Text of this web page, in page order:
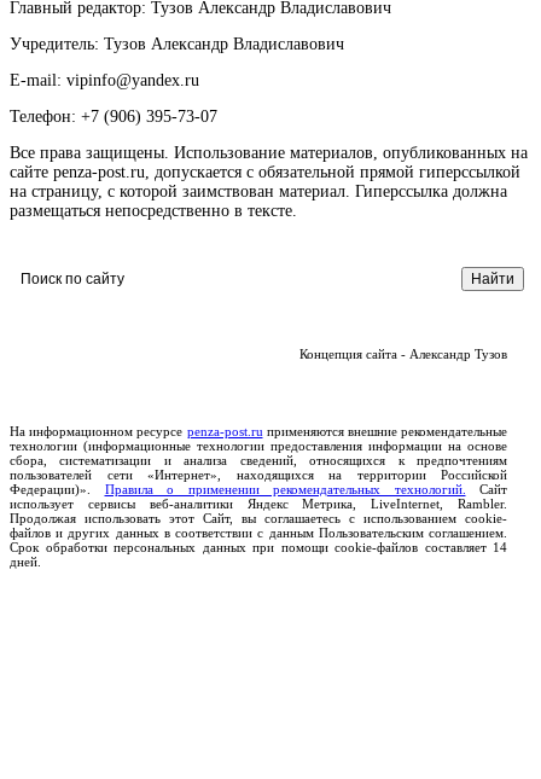
Главный редактор: Тузов Александр Владиславович
Учредитель: Тузов Александр Владиславович
E-mail: vipinfo@yandex.ru
Телефон: +7 (906) 395-73-07
Все права защищены. Использование материалов, опубликованных на
сайте penza-post.ru, допускается с обязательной прямой гиперссылкой
на страницу, с которой заимствован материал. Гиперссылка должна
размещаться непосредственно в тексте.
Концепция сайта - Александр Тузов
На информационном ресурсе penza-post.ru применяются внешние рекомендательные
технологии (информационные технологии предоставления информации на основе
сбора, систематизации и анализа сведений, относящихся к предпочтениям
пользователей сети «Интернет», находящихся на территории Российской
Федерации)». Правила о применении рекомендательных технологий.
Сайт
использует сервисы веб-аналитики Яндекс Метрика, LiveInternet, Rambler.
Продолжая использовать этот Сайт, вы соглашаетесь с использованием cookie-
файлов и других данных в соответствии с данным Пользовательским соглашением.
Срок обработки персональных данных при помощи cookie-файлов составляет 14
дней.